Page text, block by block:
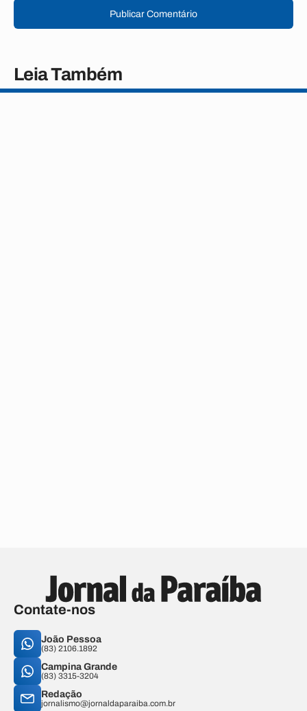
Publicar Comentário
Leia Também
Contate-nos
João Pessoa
(83) 2106.1892
Campina Grande
(83) 3315-3204
Redação
jornalismo@jornaldaparaiba.com.br